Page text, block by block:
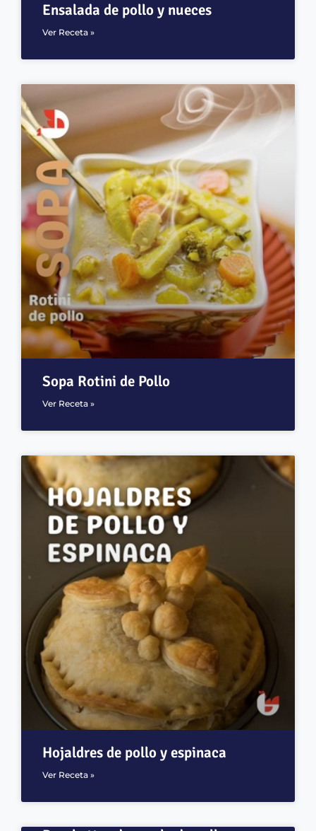
Ensalada de pollo y nueces
Ver Receta »
Sopa Rotini de Pollo
Ver Receta »
Hojaldres de pollo y espinaca
Ver Receta »